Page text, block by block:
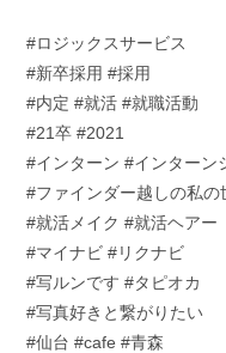
#ロジックスサービス
#新卒採用 #採用
#内定 #就活 #就職活動
#21卒 #2021
#インターン #インターン
#ファインダー越しの私の
#就活メイク #就活ヘアー
#マイナビ #リクナビ
#写ルンです #タピオカ
#写真好きと繋がりたい
#仙台 #cafe #青森